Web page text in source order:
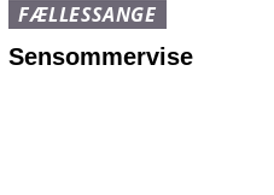
FÆLLESSANGE
Sensommervise